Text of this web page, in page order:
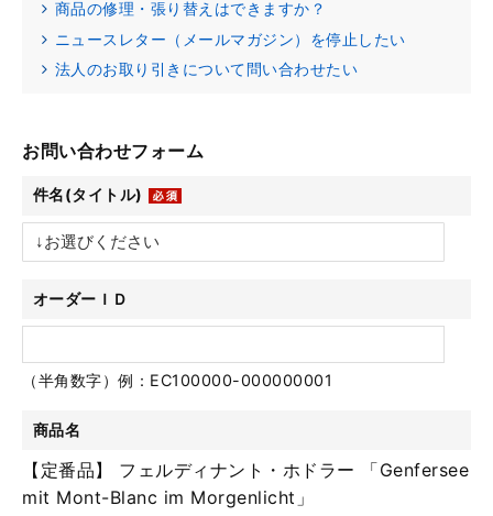
商品の修理・張り替えはできますか？
ニュースレター（メールマガジン）を停止したい
法人のお取り引きについて問い合わせたい
お問い合わせフォーム
件名(タイトル)
オーダーＩＤ
（半角数字）例：EC100000-000000001
商品名
【定番品】 フェルディナント・ホドラー 「Genfersee
mit Mont-Blanc im Morgenlicht」